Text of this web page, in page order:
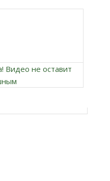
Видео не оставит